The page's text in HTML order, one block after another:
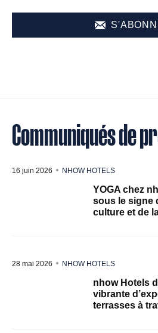
Communiqués de
16 juin 2026 NHOW HOTELS
YOGA chez
sous le signe
culture et de
28 mai 2026 NHOW HOTELS
nhow Hotels
vibrante
terrasses à